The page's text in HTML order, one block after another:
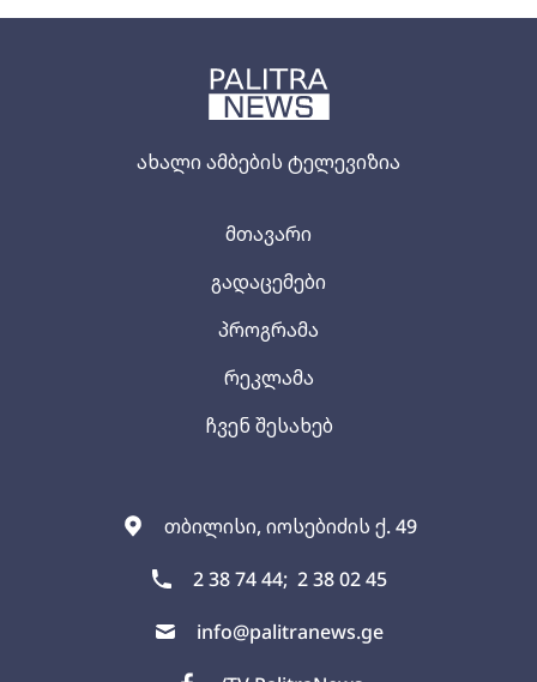
ახალი ამბების ტელევიზია
თბილისი, იოსებიძის ქ. 49
2 38 74 44; 2 38 02 45
info@palitranews.ge
მთავარი
გადაცემები
პროგრამა
რეკლამა
ჩვენ შესახებ